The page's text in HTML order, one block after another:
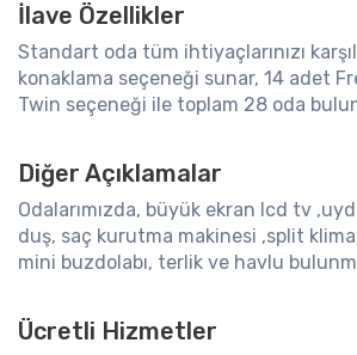
İlave Özellikler
Standart oda tüm ihtiyaçlarınızı
konaklama seçeneği sunar, 14 adet
Twin seçeneği ile toplam 28 oda
Diğer Açıklamalar
Odalarımızda, büyük ekran lcd tv
duş, saç kurutma makinesi ,split
mini buzdolabı, terlik ve havlu
Ücretli Hizmetler